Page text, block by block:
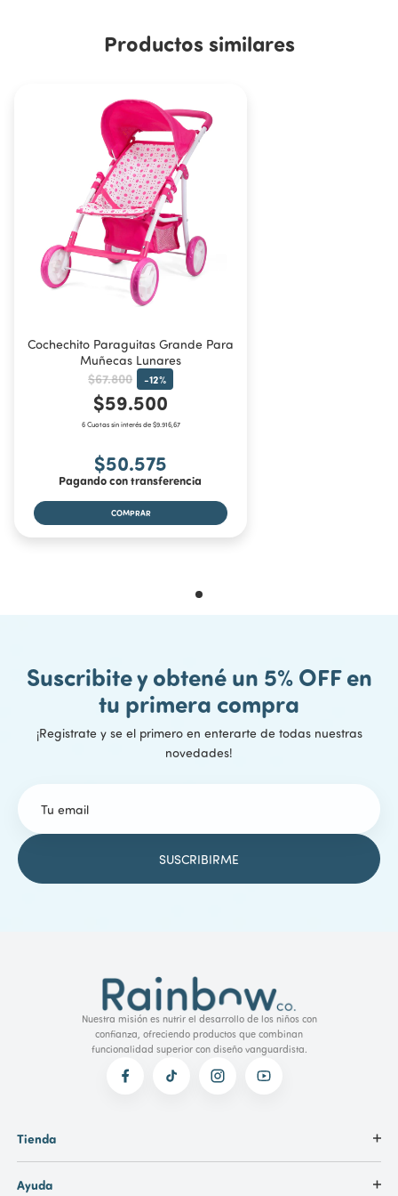
Productos similares
Cochechito Paraguitas Grande Para
Muñecas Lunares
$67.800 -12%
$59.500
6 Cuotas sin interés de $9.916,67
$50.575
Pagando con transferencia
Suscribite y obtené un 5% OFF en
tu primera compra
¡Registrate y se el primero en enterarte de todas nuestras
novedades!
Nuestra misión es nutrir el desarrollo de los niños con
confianza, ofreciendo productos que combinan
funcionalidad superior con diseño vanguardista.
Tienda
Ayuda